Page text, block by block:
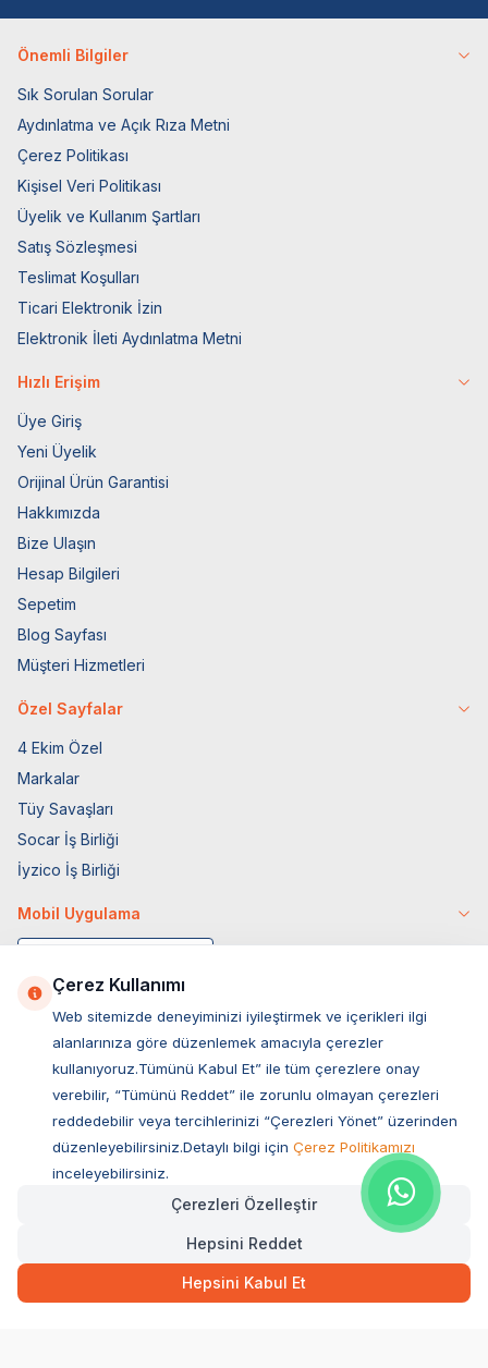
Önemli Bilgiler
Sık Sorulan Sorular
Aydınlatma ve Açık Rıza Metni
Çerez Politikası
Kişisel Veri Politikası
Üyelik ve Kullanım Şartları
Satış Sözleşmesi
Teslimat Koşulları
Ticari Elektronik İzin
Elektronik İleti Aydınlatma Metni
Hızlı Erişim
Üye Giriş
Yeni Üyelik
Orijinal Ürün Garantisi
Hakkımızda
Bize Ulaşın
Hesap Bilgileri
Sepetim
Blog Sayfası
Müşteri Hizmetleri
Özel Sayfalar
4 Ekim Özel
Markalar
Tüy Savaşları
Socar İş Birliği
İyzico İş Birliği
Mobil Uygulama
Müşteri Hizmetleri
Sıkça Sorulan Sorular
Ovacık Mah. Hacıoğlu Sok. No:13 Başiskele / KOCAELİ
Müşteri Destek Hattı
Çerez Kullanımı
Web sitemizde deneyiminizi iyileştirmek ve içerikleri ilgi
alanlarınıza göre düzenlemek amacıyla çerezler
kullanıyoruz.Tümünü Kabul Et” ile tüm çerezlere onay
verebilir, “Tümünü Reddet” ile zorunlu olmayan çerezleri
reddedebilir veya tercihlerinizi “Çerezleri Yönet” üzerinden
düzenleyebilirsiniz.Detaylı bilgi için Çerez Politikamızı
inceleyebilirsiniz.
Çerezleri Özelleştir
Hepsini Reddet
Hepsini Kabul Et